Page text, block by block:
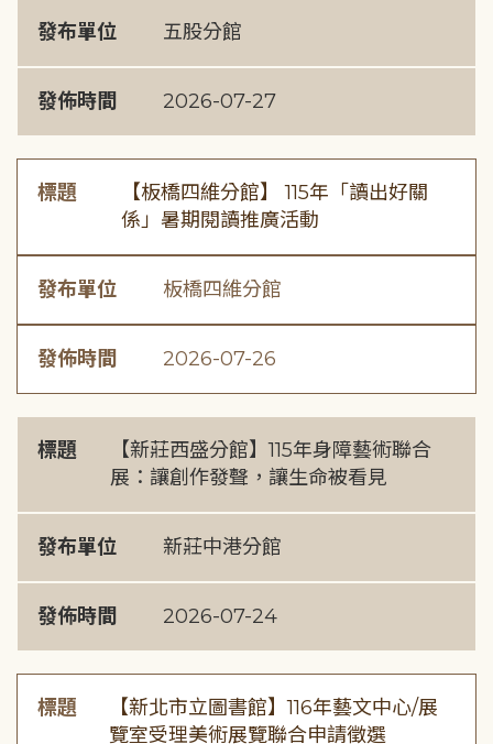
發布單位 五股分館
發佈時間 2026-07-27
標題
【板橋四維分館】 115年「讀出好關
係」暑期閱讀推廣活動
發布單位 板橋四維分館
發佈時間 2026-07-26
標題
【新莊西盛分館】115年身障藝術聯合
展：讓創作發聲，讓生命被看見
發布單位 新莊中港分館
發佈時間 2026-07-24
標題
【新北市立圖書館】116年藝文中心/展
覽室受理美術展覽聯合申請徵選